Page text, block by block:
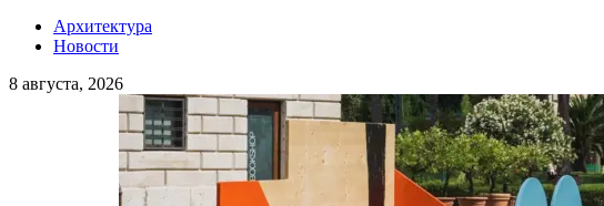
Архитектура
Новости
8 августа, 2026